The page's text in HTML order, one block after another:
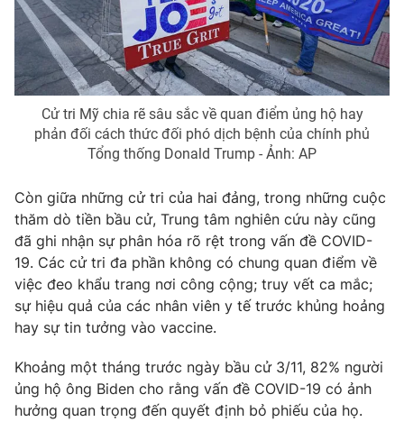
Cử tri Mỹ chia rẽ sâu sắc về quan điểm ủng hộ hay
phản đối cách thức đối phó dịch bệnh của chính phủ
Tổng thống Donald Trump - Ảnh: AP
Còn giữa những cử tri của hai đảng, trong những cuộc
thăm dò tiền bầu cử, Trung tâm nghiên cứu này cũng
đã ghi nhận sự phân hóa rõ rệt trong vấn đề COVID-
19. Các cử tri đa phần không có chung quan điểm về
việc đeo khẩu trang nơi công cộng; truy vết ca mắc;
sự hiệu quả của các nhân viên y tế trước khủng hoảng
hay sự tin tưởng vào vaccine.
Khoảng một tháng trước ngày bầu cử 3/11, 82% người
ủng hộ ông Biden cho rằng vấn đề COVID-19 có ảnh
hưởng quan trọng đến quyết định bỏ phiếu của họ.